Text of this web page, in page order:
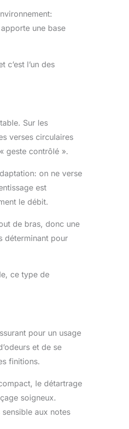
une base
l’un des
Sur les
verses circulaires
geste contrôlé ».
on ne verse
est
le débit.
de bras, donc une
déterminant pour
ce type de
pour un usage
et de se
finitions.
le détartrage
soigneux.
aux notes